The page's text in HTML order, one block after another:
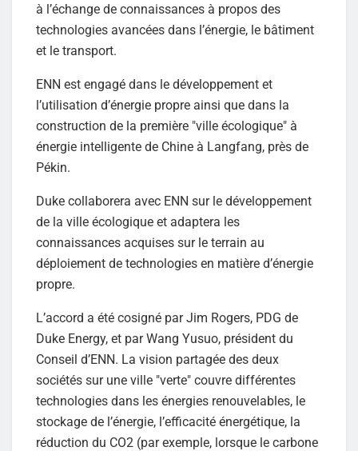
à l’échange de connaissances à propos des
technologies avancées dans l’énergie, le bâtiment
et le transport.
ENN est engagé dans le développement et
l’utilisation d’énergie propre ainsi que dans la
construction de la première "ville écologique" à
énergie intelligente de Chine à Langfang, près de
Pékin.
Duke collaborera avec ENN sur le développement
de la ville écologique et adaptera les
connaissances acquises sur le terrain au
déploiement de technologies en matière d’énergie
propre.
L’accord a été cosigné par Jim Rogers, PDG de
Duke Energy, et par Wang Yusuo, président du
Conseil d’ENN. La vision partagée des deux
sociétés sur une ville "verte" couvre différentes
technologies dans les énergies renouvelables, le
stockage de l’énergie, l’efficacité énergétique, la
réduction du CO2 (par exemple, lorsque le carbone